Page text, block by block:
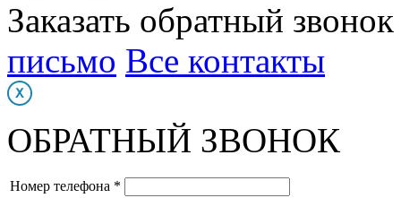
Заказать обратный звонок
письмо Все контакты
ОБРАТНЫЙ ЗВОНОК
Номер телефона *